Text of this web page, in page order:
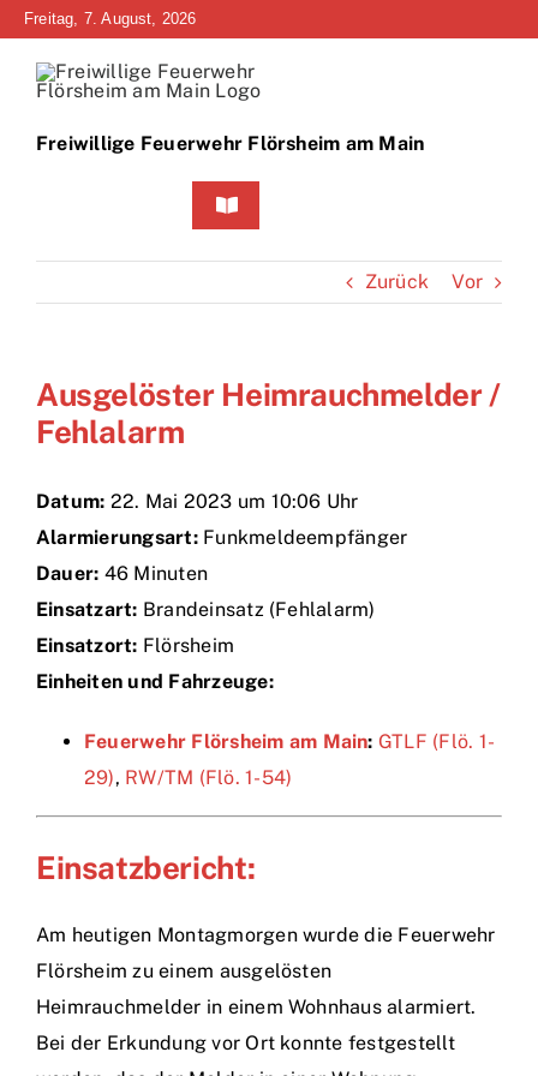
Zum
springen
Freitag, 7. August, 2026
Freiwillige Feuerwehr Flörsheim am Main
Toggle
Home
Bürgerinfo
Technik
Zurück Vor
Ausgelöster Heimrauchmelder /
Fehlalarm
Datum: 22. Mai 2023 um 10:06 Uhr
Alarmierungsart:Funkmeldeempfänger
Dauer: 46 Minuten
Einsatzart: Brandeinsatz (Fehlalarm)
Einsatzort: Flörsheim
Einheiten und Fahrzeuge:
Feuerwehr Flörsheim am Main: GTLF (Flö. 1-
29), RW/TM (Flö. 1-54)
Einsatzbericht:
Am heutigen Montagmorgen wurde die Feuerwehr
Flörsheim zu einem ausgelösten
Heimrauchmelder in einem Wohnhaus alarmiert.
Bei der Erkundung vor Ort konnte festgestellt